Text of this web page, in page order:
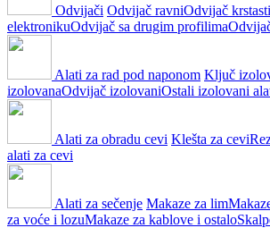
Odvijači Odvijač ravniOdvijač krstasti
elektronikuOdvijač sa drugim profilima
Alati za rad pod naponom Ključ
izolovanaOdvijač izolovaniOstali izolovani
Alati za obradu cevi Klešta za cevi
alati za cevi
Alati za sečenje Makaze za lim
za voće i lozuMakaze za kablove i ostalo